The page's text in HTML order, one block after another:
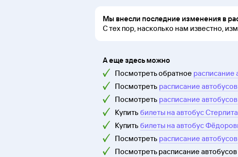
Мы внесли последние изменения в
С тех пор, насколько нам известно,
А еще здесь можно
Посмотреть обратное расписание
Посмотреть расписание
Посмотреть расписание
Купить билеты на автобус
Купить билеты на автобус
Посмотреть расписание
Посмотреть расписание автобусов